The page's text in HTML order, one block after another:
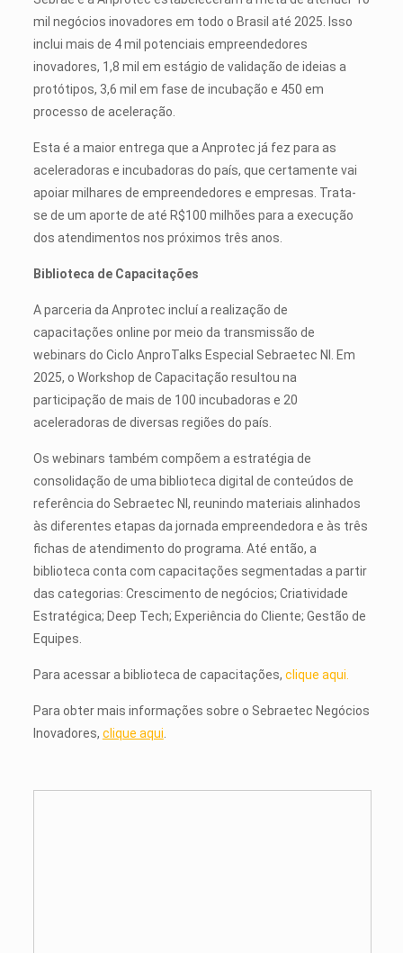
mil negócios inovadores em todo o Brasil até 2025. Isso
inclui mais de 4 mil potenciais empreendedores
inovadores, 1,8 mil em estágio de validação de ideias a
protótipos, 3,6 mil em fase de incubação e 450 em
processo de aceleração.
Esta é a maior entrega que a Anprotec já fez para as
aceleradoras e incubadoras do país, que certamente vai
apoiar milhares de empreendedores e empresas. Trata-
se de um aporte de até R$100 milhões para a execução
dos atendimentos nos próximos três anos.
Biblioteca de Capacitações
A parceria da Anprotec incluí a realização de
capacitações online por meio da transmissão de
webinars do Ciclo AnproTalks Especial Sebraetec NI. Em
2025, o Workshop de Capacitação resultou na
participação de mais de 100 incubadoras e 20
aceleradoras de diversas regiões do país.
Os webinars também compõem a estratégia de
consolidação de uma biblioteca digital de conteúdos de
referência do Sebraetec NI, reunindo materiais alinhados
às diferentes etapas da jornada empreendedora e às três
fichas de atendimento do programa. Até então, a
biblioteca conta com capacitações segmentadas a partir
das categorias: Crescimento de negócios; Criatividade
Estratégica; Deep Tech; Experiência do Cliente; Gestão de
Equipes.
Para acessar a biblioteca de capacitações, clique aqui.
Para obter mais informações sobre o Sebraetec Negócios
Inovadores, clique aqui